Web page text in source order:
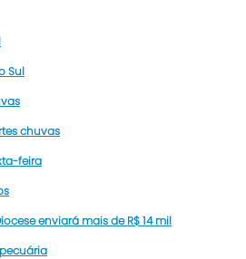
Sul
chuvas
feira
enviará mais de R$ 14 mil